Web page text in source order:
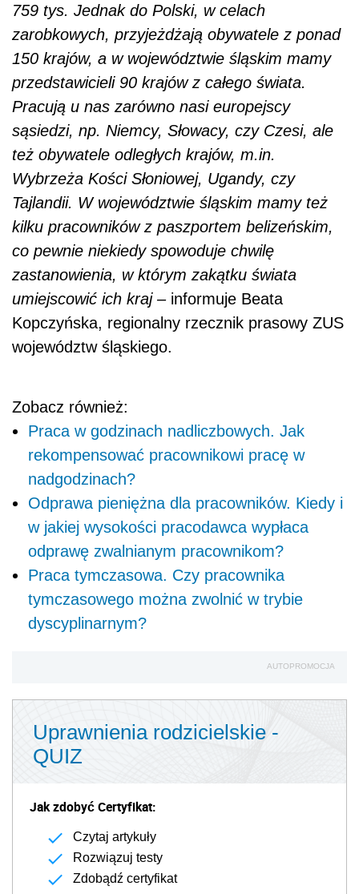
759 tys. Jednak do Polski, w celach
zarobkowych, przyjeżdżają obywatele z ponad
150 krajów, a w województwie śląskim mamy
przedstawicieli 90 krajów z całego świata.
Pracują u nas zarówno nasi europejscy
sąsiedzi, np. Niemcy, Słowacy, czy Czesi, ale
też obywatele odległych krajów, m.in.
Wybrzeża Kości Słoniowej, Ugandy, czy
Tajlandii. W województwie śląskim mamy też
kilku pracowników z paszportem belizeńskim,
co pewnie niekiedy spowoduje chwilę
zastanowienia, w którym zakątku świata
umiejscowić ich kraj –informuje Beata
Kopczyńska, regionalny rzecznik prasowy ZUS
województw śląskiego.
Zobacz również:
Praca w godzinach nadliczbowych. Jak
rekompensować pracownikowi pracę w
nadgodzinach?
Odprawa pieniężna dla pracowników. Kiedy i
w jakiej wysokości pracodawca wypłaca
odprawę zwalnianym pracownikom?
Praca tymczasowa. Czy pracownika
tymczasowego można zwolnić w trybie
dyscyplinarnym?
AUTOPROMOCJA
Uprawnienia rodzicielskie -
QUIZ
Jak zdobyć Certyfikat:
Czytaj artykuły
Rozwiązuj testy
Zdobądź certyfikat